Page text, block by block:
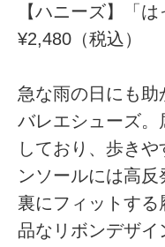
【ハニーズ】「
¥2,480（税込）
急な雨の日にも
バレエシューズ。
しており、歩き
ンソールには高
裏にフィットす
品なリボンデザ